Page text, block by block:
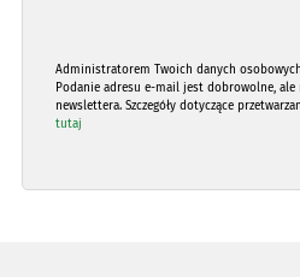
Administratorem Twoich danych osobowych
Podanie adresu e-mail jest dobrowolne,
newslettera. Szczegóły dotyczące
tutaj